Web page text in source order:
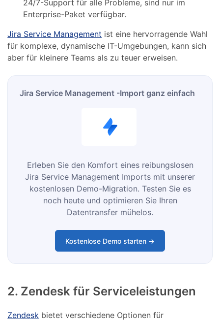
24/7-Support für alle Probleme, sind nur im
Enterprise-Paket verfügbar.
Jira Service Management ist eine hervorragende Wahl
für komplexe, dynamische IT-Umgebungen, kann sich
aber für kleinere Teams als zu teuer erweisen.
Jira Service Management -Import ganz einfach
Erleben Sie den Komfort eines reibungslosen
Jira Service Management Imports mit unserer
kostenlosen Demo-Migration. Testen Sie es
noch heute und optimieren Sie Ihren
Datentransfer mühelos.
Kostenlose Demo starten →
2. Zendesk für Serviceleistungen
Zendesk bietet verschiedene Optionen für